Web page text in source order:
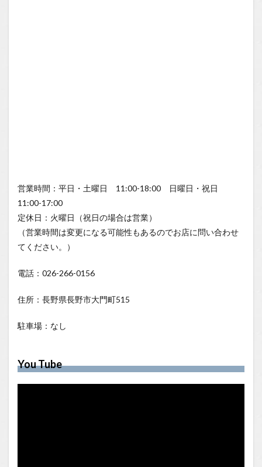
営業時間：平日・土曜日 11:00-18:00 日曜日・祝日
11:00-17:00
定休日：火曜日（祝日の場合は営業）
（営業時間は変更になる可能性もあるのでお店に問い合わせ
てください。）
電話：026-266-0156
住所：長野県長野市大門町515
駐車場：なし
You Tube